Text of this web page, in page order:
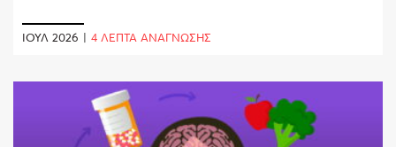
ΙΟΎΛ 2026 | 4 ΛΕΠΤΑ ΑΝΑΓΝΩΣΗΣ